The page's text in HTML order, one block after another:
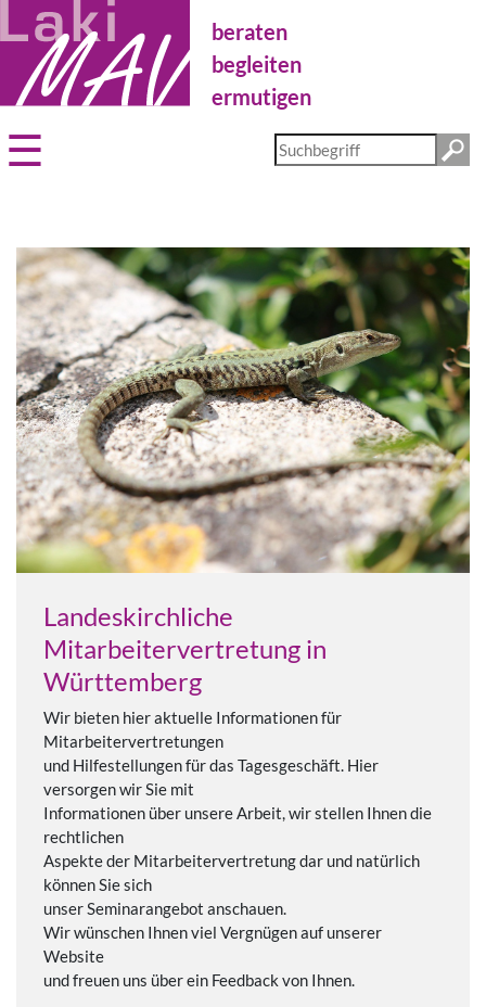
Direkt
zum
Inhalt
beraten
begleiten
ermutigen
Diese
Website
Landeskirchliche
Mitarbeitervertretung in
Württemberg
Wir bieten hier aktuelle Informationen für
Mitarbeitervertretungen
und Hilfestellungen für das Tagesgeschäft. Hier
versorgen wir Sie mit
Informationen über unsere Arbeit, wir stellen Ihnen die
rechtlichen
Aspekte der Mitarbeitervertretung dar und natürlich
können Sie sich
unser Seminarangebot anschauen.
Wir wünschen Ihnen viel Vergnügen auf unserer
Website
und freuen uns über ein Feedback von Ihnen.